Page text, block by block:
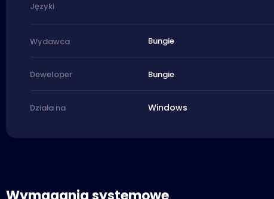
Języki
Wydawca Bungie
Deweloper Bungie
Działa na Windows